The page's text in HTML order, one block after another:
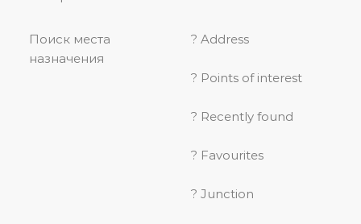
Поиск места
назначения
? Address
? Points of interest
? Recently found
? Favourites
? Junction